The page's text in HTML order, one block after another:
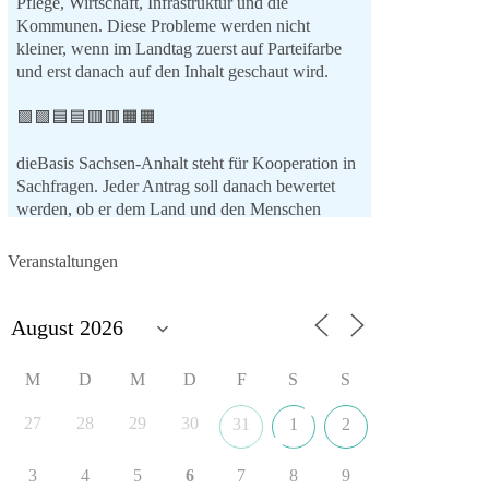
Kommunen. Diese Probleme werden nicht
kleiner, wenn im Landtag zuerst auf Parteifarbe
und erst danach auf den Inhalt geschaut wird.
🟩🟩🟦🟦🟥🟥🟧🟧
dieBasis Sachsen-Anhalt steht für Kooperation in
Sachfragen. Jeder Antrag soll danach bewertet
werden, ob er dem Land und den Menschen
Zustimmung, wenn ein Vorschlag sinnvoll ist.
Antrags oder das Ergebnis für Sachsen-Anhalt?
#dieBasis #sachsenanhalt #ltw2026
👉 Folgen:
Veranstaltungen
M D M D F S S
27 28 29 30 31 1 2
3 4 5 6 7 8 9